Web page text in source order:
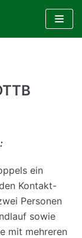
ein
Kontakt-
Personen
sowie
mit mehreren